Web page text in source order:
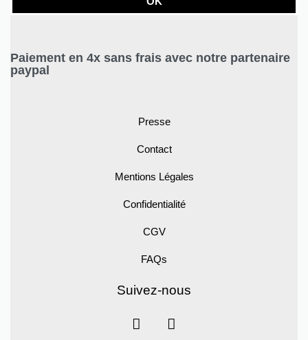
Paiement en 4x sans frais avec notre partenaire
paypal
Presse
Contact
Mentions Légales
Confidentialité
CGV
FAQs
Suivez-nous